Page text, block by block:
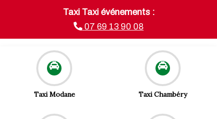
Taxi Taxi événements :
07 69 13 90 08
Taxi Modane Taxi Chambéry